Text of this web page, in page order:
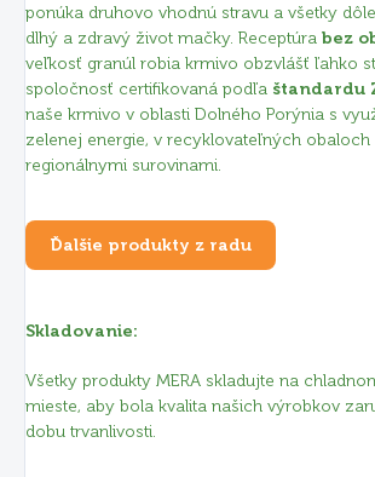
ponúka druhovo vhodnú stravu a všetky
dlhý a zdravý život mačky. Receptúra bez
veľkosť granúl robia krmivo obzvlášť ľahko
spoločnosť certifikovaná podľa štandardu
naše krmivo v oblasti Dolného Porýnia s
zelenej energie, v recyklovateľných obaloch
regionálnymi surovinami.
Ďalšie produkty z radu
Skladovanie:
Všetky produkty MERA skladujte na
mieste, aby bola kvalita našich výrobkov
dobu trvanlivosti.